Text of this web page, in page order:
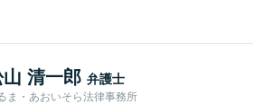
山 清一郎 弁護士
ま・あおいそら法律事務所